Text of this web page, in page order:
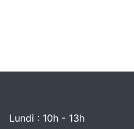
Lundi : 10h - 13h